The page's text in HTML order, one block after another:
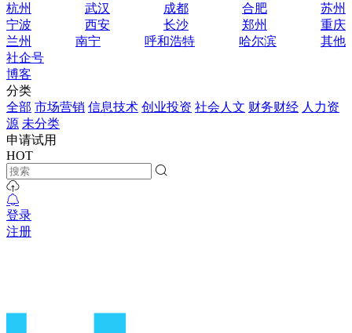
杭州
武汉 成都 合肥
苏州
宁波
西安 长沙 郑州
重庆
兰州
南宁 呼和浩特 哈尔滨
其他
社企号
博客
分类
全部 市场营销 信息技术 创业投资 社会人文 财务财经 人力资
源 未分类
申请试用
HOT
登录
注册